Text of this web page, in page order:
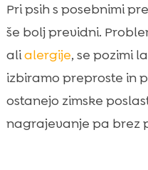
Pri psih s posebnimi
še bolj previdni.
alialergije, se pozimi
izbiramo preproste in
ostanejo zimske
nagrajevanje pa brez